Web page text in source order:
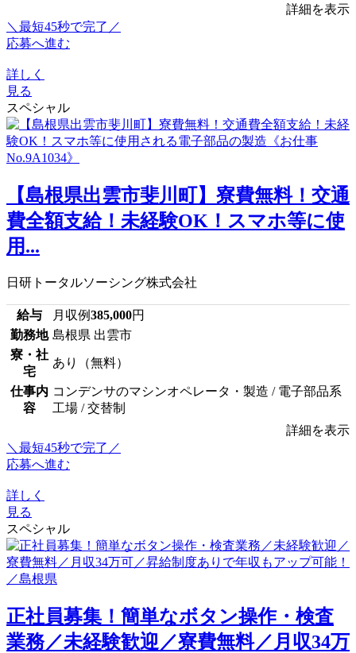
詳細を表示
＼最短45秒で完了／
応募へ進む
詳しく
見る
スペシャル
【島根県出雲市斐川町】寮費無料！交通
費全額支給！未経験OK！スマホ等に使
用...
日研トータルソーシング株式会社
給与 月収例385,000円
勤務地 島根県 出雲市
寮・社
宅
あり（無料）
仕事内
容
コンデンサのマシンオペレータ・製造 / 電子部品系
工場 / 交替制
詳細を表示
＼最短45秒で完了／
応募へ進む
詳しく
見る
スペシャル
正社員募集！簡単なボタン操作・検査
業務／未経験歓迎／寮費無料／月収34万